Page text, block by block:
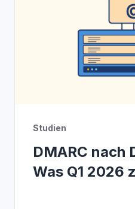
Studien
DMARC nach
Was Q1 2026